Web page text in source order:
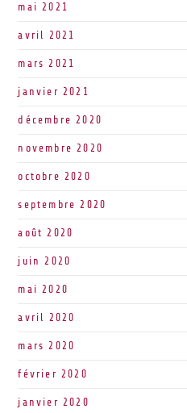
mai 2021
avril 2021
mars 2021
janvier 2021
décembre 2020
novembre 2020
octobre 2020
septembre 2020
août 2020
juin 2020
mai 2020
avril 2020
mars 2020
février 2020
janvier 2020